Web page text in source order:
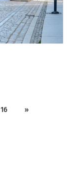
16 »